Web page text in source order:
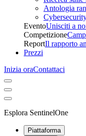
Antologia
EventoUnisciti a
Competizione
ReportIl rapporto
Prezzi
Inizia oraContattaci
Esplora SentinelOne
Piattaforma